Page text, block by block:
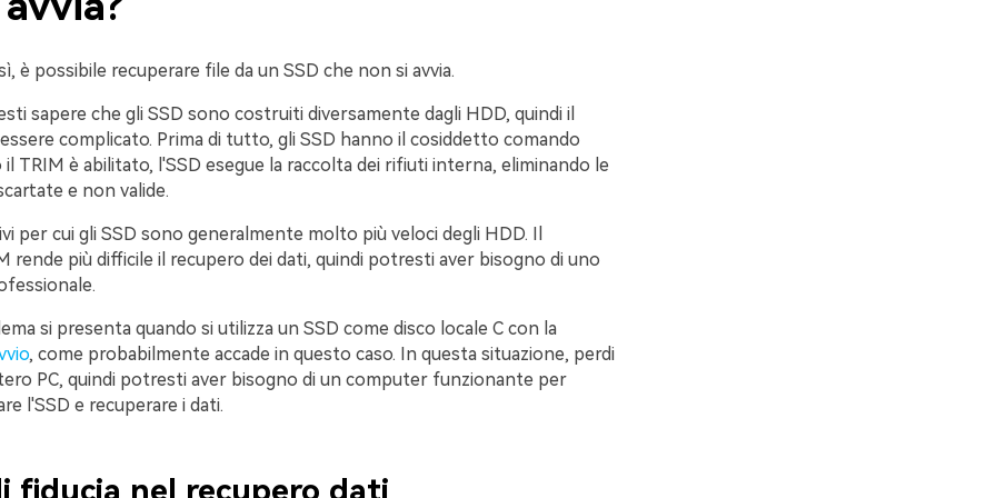
è possibile recuperare file da un SSD che non si avvia.
sapere che gli SSD sono costruiti diversamente dagli HDD, quindi il
complicato. Prima di tutto, gli SSD hanno il cosiddetto comando
il TRIM è abilitato, l'SSD esegue la raccolta dei rifiuti interna, eliminando le
e non valide.
per cui gli SSD sono generalmente molto più veloci degli HDD. Il
rende più difficile il recupero dei dati, quindi potresti aver bisogno di uno
si presenta quando si utilizza un SSD come disco locale C con la
, come probabilmente accade in questo caso. In questa situazione, perdi
PC, quindi potresti aver bisogno di un computer funzionante per
l'SSD e recuperare i dati.